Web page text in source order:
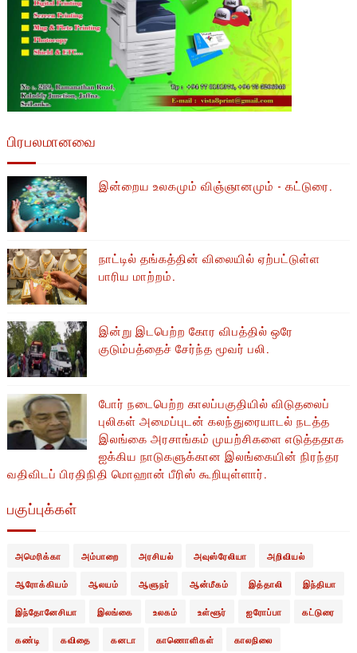
பிரபலமானவை
இன்றைய உலகமும் விஞ்ஞானமும் - கட்டுரை.
நாட்டில் தங்கத்தின் விலையில் ஏற்பட்டுள்ள
பாரிய மாற்றம்.
இன்று இடபெற்ற கோர விபத்தில் ஒரே
குடும்பத்தைச் சேர்ந்த மூவர் பலி.
போர் நடைபெற்ற காலப்பகுதியில் ​​விடுதலைப்
புலிகள் அமைப்புடன் கலந்துரையாடல் நடத்த
இலங்கை அரசாங்கம் முயற்சிகளை எடுத்ததாக
ஐக்கிய நாடுகளுக்கான இலங்கையின் நிரந்தர
வதிவிடப் பிரதிநிதி மொஹான் பீரிஸ் கூறியுள்ளார்.
பகுப்புக்கள்
அமெரிக்கா அம்பாறை அரசியல் அவுஸ்ரேலியா அறிவியல்
ஆரோக்கியம் ஆலயம் ஆளுநர் ஆன்மீகம் இத்தாலி இந்தியா
இந்தோனேசியா இலங்கை உலகம் உள்ளூர் ஐரோப்பா கட்டுரை
கண்டி கவிதை கனடா காணொளிகள் காலநிலை